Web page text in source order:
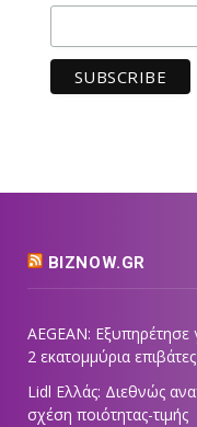
BIZNOW.GR
AEGEAN:
2 εκατομμύρια
Lidl Ελλάς: Διεθνώς
σχέση ποιότητας-τιμής